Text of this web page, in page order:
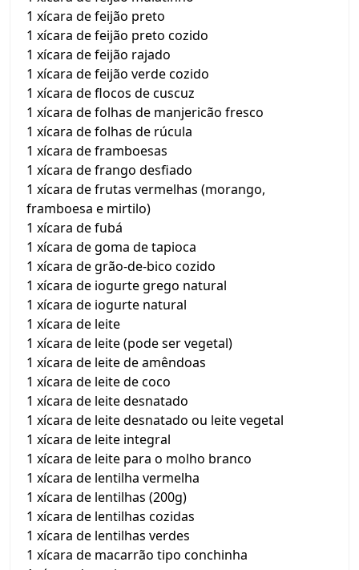
1 xícara de feijão preto
1 xícara de feijão preto cozido
1 xícara de feijão rajado
1 xícara de feijão verde cozido
1 xícara de flocos de cuscuz
1 xícara de folhas de manjericão fresco
1 xícara de folhas de rúcula
1 xícara de framboesas
1 xícara de frango desfiado
1 xícara de frutas vermelhas (morango,
framboesa e mirtilo)
1 xícara de fubá
1 xícara de goma de tapioca
1 xícara de grão-de-bico cozido
1 xícara de iogurte grego natural
1 xícara de iogurte natural
1 xícara de leite
1 xícara de leite (pode ser vegetal)
1 xícara de leite de amêndoas
1 xícara de leite de coco
1 xícara de leite desnatado
1 xícara de leite desnatado ou leite vegetal
1 xícara de leite integral
1 xícara de leite para o molho branco
1 xícara de lentilha vermelha
1 xícara de lentilhas (200g)
1 xícara de lentilhas cozidas
1 xícara de lentilhas verdes
1 xícara de macarrão tipo conchinha